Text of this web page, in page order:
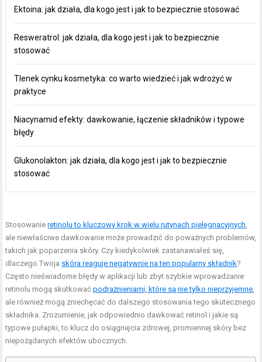
Ektoina: jak działa, dla kogo jest i jak to bezpiecznie stosować
Resweratrol: jak działa, dla kogo jest i jak to bezpiecznie
stosować
Tlenek cynku kosmetyka: co warto wiedzieć i jak wdrożyć w
praktyce
Niacynamid efekty: dawkowanie, łączenie składników i typowe
błędy
Glukonolakton: jak działa, dla kogo jest i jak to bezpiecznie
stosować
Stosowanieretinolu to kluczowy krok w wielu rutynach pielęgnacyjnych
ale niewłaściwe dawkowanie może prowadzić do poważnych problemów,
takich jak poparzenia skóry. Czy kiedykolwiek zastanawiałeś się,
dlaczego Twoja skóra reaguje negatywnie na ten popularny składnik?
Często nieświadome błędy w aplikacji lub zbyt szybkie wprowadzanie
retinolu mogą skutkowaćpodrażnieniami, które są nie tylko nieprzyjemne
ale również mogą zniechęcać do dalszego stosowania tego skutecznego
składnika. Zrozumienie, jak odpowiednio dawkować retinol i jakie są
typowe pułapki, to klucz do osiągnięcia zdrowej, promiennej skóry bez
niepożądanych efektów ubocznych.